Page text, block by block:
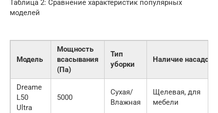
Таблица 2: Сравнение характеристик популярных
моделей
Модель
Мощность
всасывания
(Па)
Тип
уборки
Наличие насадок
Dreame
L50
Ultra
5000
Сухая/
Влажная
Щелевая, для
мебели